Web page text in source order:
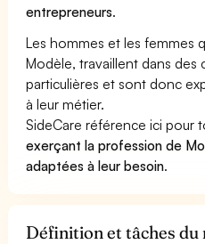
entrepreneurs.
Les hommes et les femmes
Modèle, travaillent dans des
particulières et sont donc
à leur métier.
SideCare référence ici pour
exerçant la profession de
adaptées à leur besoin.
Définition et tâches du